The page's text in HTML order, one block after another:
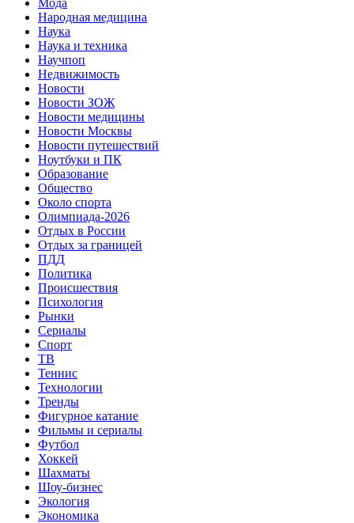
Народная медицина
Наука
Наука и техника
Научпоп
Недвижимость
Новости
Новости ЗОЖ
Новости медицины
Новости Москвы
Новости путешествий
Ноутбуки и ПК
Образование
Общество
Около спорта
Олимпиада-2026
Отдых в России
Отдых за границей
ПДД
Политика
Происшествия
Психология
Рынки
Сериалы
Спорт
ТВ
Теннис
Технологии
Тренды
Фигурное катание
Фильмы и сериалы
Футбол
Хоккей
Шахматы
Шоу-бизнес
Экология
Экономика